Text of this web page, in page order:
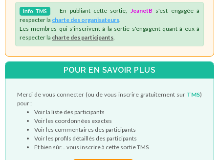
Info TMS En publiant cette sortie, JeanetB s'est engagée à
respecter la charte des organisateurs
Les membres qui s'inscrivent à la sortie s'engagent quant à eux à
respecter la charte des participants
POUR EN SAVOIR PLUS
Merci de vous connecter (ou de vous inscrire gratuitement sur TMS)
pour :
Voir la liste des participants
Voir les coordonnées exactes
Voir les commentaires des participants
Voir les profils détaillés des participants
Et bien sûr... vous inscrire à cette sortie TMS